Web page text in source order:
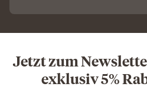
Jetzt zum
exklusiv 5%